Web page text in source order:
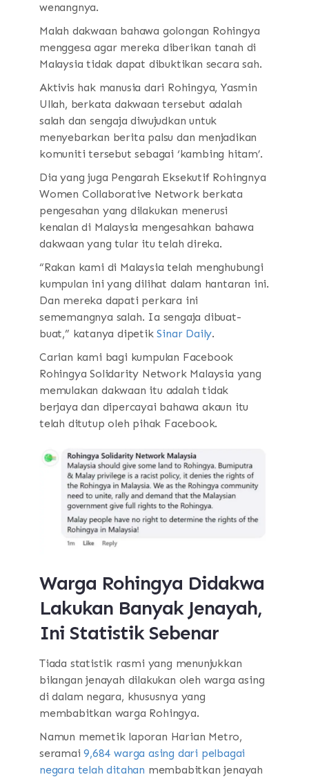
wenangnya.
Malah dakwaan bahawa golongan Rohingya
menggesa agar mereka diberikan tanah di
Malaysia tidak dapat dibuktikan secara sah.
Aktivis hak manusia dari Rohingya, Yasmin
Ullah, berkata dakwaan tersebut adalah
salah dan sengaja diwujudkan untuk
menyebarkan berita palsu dan menjadikan
komuniti tersebut sebagai ‘kambing hitam’.
Dia yang juga Pengarah Eksekutif Rohingnya
Women Collaborative Network berkata
pengesahan yang dilakukan menerusi
kenalan di Malaysia mengesahkan bahawa
dakwaan yang tular itu telah direka.
“Rakan kami di Malaysia telah menghubungi
kumpulan ini yang dilihat dalam hantaran ini.
Dan mereka dapati perkara ini
sememangnya salah. Ia sengaja dibuat-
buat,” katanya dipetikSinar Daily.
Carian kami bagi kumpulan Facebook
Rohingya Solidarity Network Malaysia yang
memulakan dakwaan itu adalah tidak
berjaya dan dipercayai bahawa akaun itu
telah ditutup oleh pihak Facebook.
Warga Rohingya Didakwa
Lakukan Banyak Jenayah,
Ini Statistik Sebenar
Tiada statistik rasmi yang menunjukkan
bilangan jenayah dilakukan oleh warga asing
di dalam negara, khususnya yang
membabitkan warga Rohingya.
Namun memetik laporan Harian Metro,
seramai9,684 warga asing dari pelbagai
negara telah ditahan membabitkan jenayah